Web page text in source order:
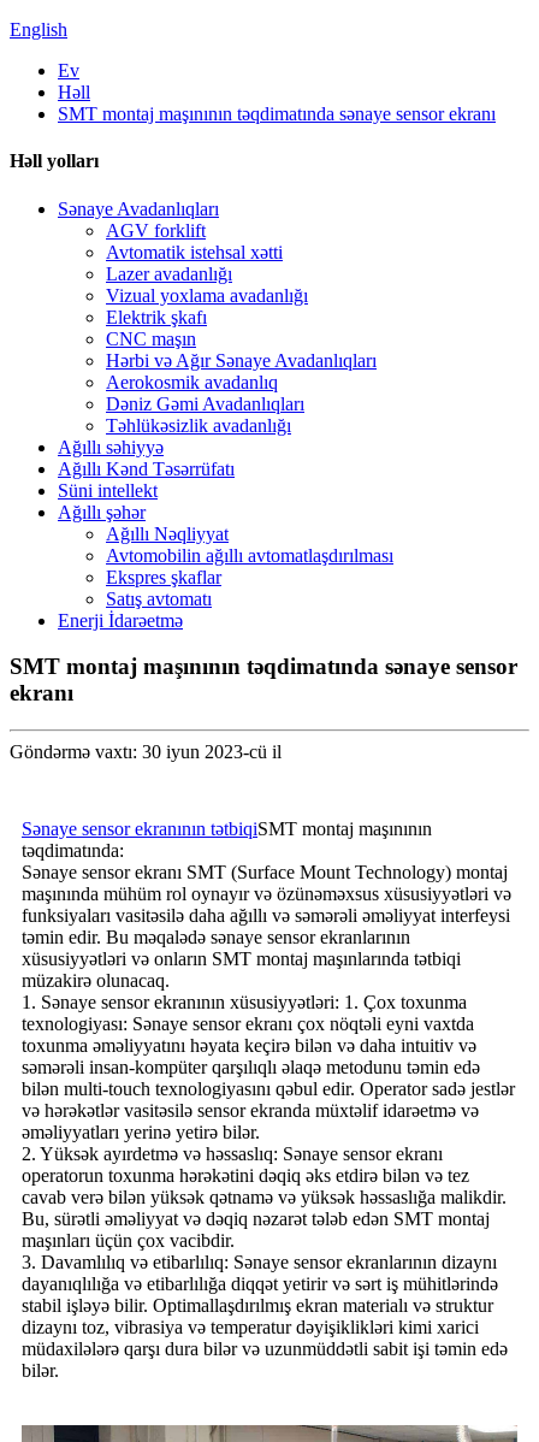
English
Ev
Həll
SMT montaj maşınının təqdimatında sənaye sensor ekranı
Həll yolları
Sənaye Avadanlıqları
AGV forklift
Avtomatik istehsal xətti
Lazer avadanlığı
Vizual yoxlama avadanlığı
Elektrik şkafı
CNC maşın
Hərbi və Ağır Sənaye Avadanlıqları
Aerokosmik avadanlıq
Dəniz Gəmi Avadanlıqları
Təhlükəsizlik avadanlığı
Ağıllı səhiyyə
Ağıllı Kənd Təsərrüfatı
Süni intellekt
Ağıllı şəhər
Ağıllı Nəqliyyat
Avtomobilin ağıllı avtomatlaşdırılması
Ekspres şkaflar
Satış avtomatı
Enerji İdarəetmə
SMT montaj maşınının təqdimatında sənaye sensor
ekranı
Göndərmə vaxtı: 30 iyun 2023-cü il
Sənaye sensor ekranının tətbiqiSMT montaj maşınının
təqdimatında:
Sənaye sensor ekranı SMT (Surface Mount Technology) montaj
maşınında mühüm rol oynayır və özünəməxsus xüsusiyyətləri və
funksiyaları vasitəsilə daha ağıllı və səmərəli əməliyyat interfeysi
təmin edir. Bu məqalədə sənaye sensor ekranlarının
xüsusiyyətləri və onların SMT montaj maşınlarında tətbiqi
müzakirə olunacaq.
1. Sənaye sensor ekranının xüsusiyyətləri: 1. Çox toxunma
texnologiyası: Sənaye sensor ekranı çox nöqtəli eyni vaxtda
toxunma əməliyyatını həyata keçirə bilən və daha intuitiv və
səmərəli insan-kompüter qarşılıqlı əlaqə metodunu təmin edə
bilən multi-touch texnologiyasını qəbul edir. Operator sadə jestlər
və hərəkətlər vasitəsilə sensor ekranda müxtəlif idarəetmə və
əməliyyatları yerinə yetirə bilər.
2. Yüksək ayırdetmə və həssaslıq: Sənaye sensor ekranı
operatorun toxunma hərəkətini dəqiq əks etdirə bilən və tez
cavab verə bilən yüksək qətnamə və yüksək həssaslığa malikdir.
Bu, sürətli əməliyyat və dəqiq nəzarət tələb edən SMT montaj
maşınları üçün çox vacibdir.
3. Davamlılıq və etibarlılıq: Sənaye sensor ekranlarının dizaynı
dayanıqlılığa və etibarlılığa diqqət yetirir və sərt iş mühitlərində
stabil işləyə bilir. Optimallaşdırılmış ekran materialı və struktur
dizaynı toz, vibrasiya və temperatur dəyişiklikləri kimi xarici
müdaxilələrə qarşı dura bilər və uzunmüddətli sabit işi təmin edə
bilər.